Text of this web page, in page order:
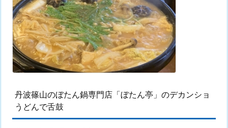
丹波篠山のぼたん鍋専門店「ぼたん亭」のデカンショ
うどんで舌鼓